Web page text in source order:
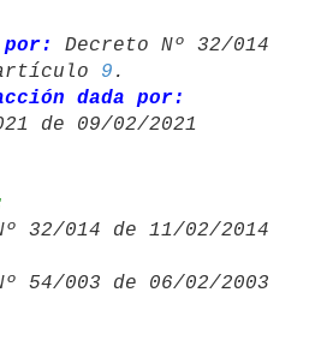
por:
Decreto Nº 32/014
9 .
dada por:
de 09/02/2021